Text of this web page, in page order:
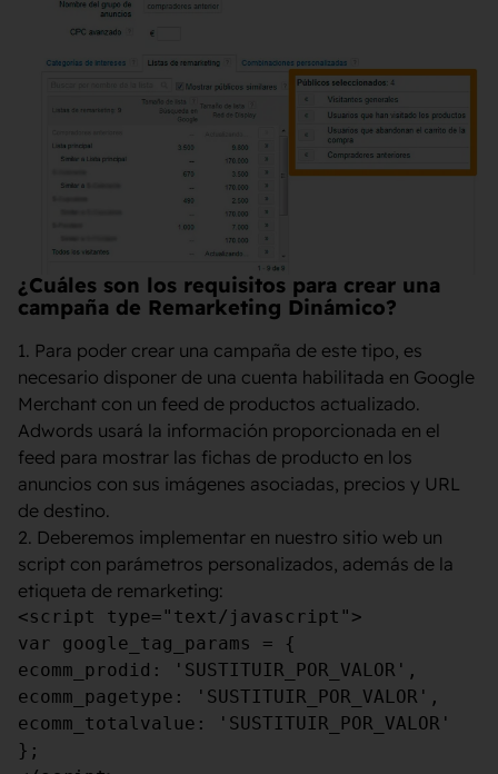
¿Cuáles son los requisitos para crear una
campaña de Remarketing Dinámico?
1. Para poder crear una campaña de este tipo, es
necesario disponer de una cuenta habilitada en Google
Merchant con un feed de productos actualizado.
Adwords usará la información proporcionada en el
feed para mostrar las fichas de producto en los
anuncios con sus imágenes asociadas, precios y URL
de destino.
2. Deberemos implementar en nuestro sitio web un
script con parámetros personalizados, además de la
etiqueta de remarketing:
<script type="text/javascript">
var google_tag_params = {
ecomm_prodid: 'SUSTITUIR_POR_VALOR',
ecomm_pagetype: 'SUSTITUIR_POR_VALOR',
ecomm_totalvalue: 'SUSTITUIR_POR_VALOR'
};